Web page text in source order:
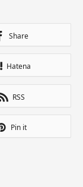
Share
Hatena
RSS
Pin it